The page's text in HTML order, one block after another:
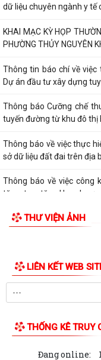
dữ liệu chuyên ngành y tế
KHAI MẠC KỲ HỌP
PHƯỜNG THỦY NGUYÊN
Thông tin báo chí về
Dự án đầu tư xây dựng
Thông báo Cưỡng chế
tuyến đường từ khu đô thị
Thông báo về việc thực
sở dữ liệu đất đai trên địa
Thông báo về việc công
tặng, truy tặng Huy
THƯ VIỆN ẢNH